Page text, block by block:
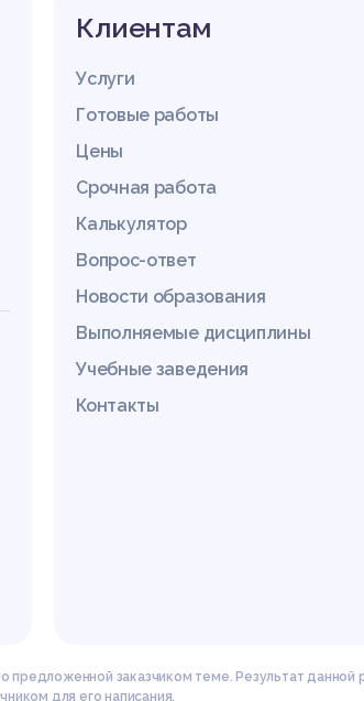
Клиентам
Услуги
Готовые работы
Цены
Срочная работа
Калькулятор
Вопрос-ответ
Новости образования
Выполняемые дисциплины
Учебные заведения
Контакты
заказчиком теме. Результат
для его написания.